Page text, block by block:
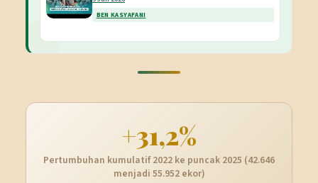
BEN KASYAFANI
+31,2%
Pertumbuhan kumulatif 2022 ke puncak 2025 (42.646
menjadi 55.952 ekor)